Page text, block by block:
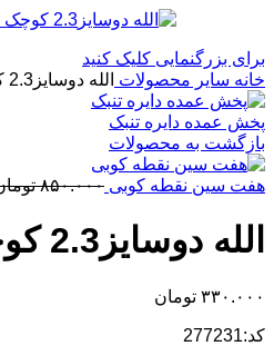
برای بزرگنمایی کلیک کنید
خانه سایر محصولات الله دوسایز2.3 کوچک
پخش عمده دایره تنبک
بازگشت به محصولات
هفت سین نقطه کوبی ۸۵۰.۰۰۰
الله دوسایز2.3 کوچک
۳۳۰.۰۰۰ تومان
کد:277231